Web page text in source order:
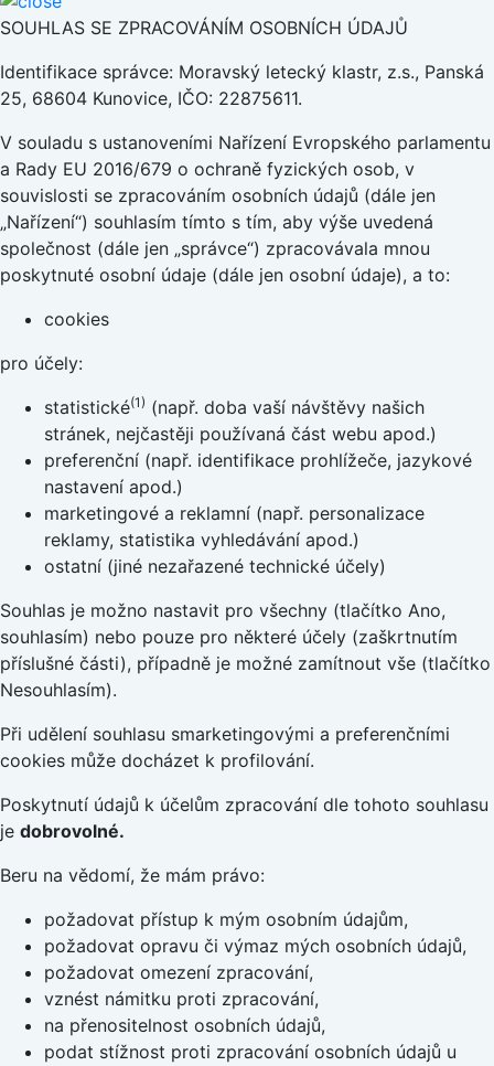
SOUHLAS SE ZPRACOVÁNÍM OSOBNÍCH ÚDAJŮ
Identifikace správce: Moravský letecký klastr, z.s., Panská
25, 68604 Kunovice, IČO: 22875611.
V souladu s ustanoveními Nařízení Evropského parlamentu
a Rady EU 2016/679 o ochraně fyzických osob, v
souvislosti se zpracováním osobních údajů (dále jen
„Nařízení“) souhlasím tímto s tím, aby výše uvedená
společnost (dále jen „správce“) zpracovávala mnou
poskytnuté osobní údaje (dále jen osobní údaje), a to:
cookies
pro účely:
statistické(1) (např. doba vaší návštěvy našich
stránek, nejčastěji používaná část webu apod.)
preferenční (např. identifikace prohlížeče, jazykové
nastavení apod.)
marketingové a reklamní (např. personalizace
reklamy, statistika vyhledávání apod.)
ostatní (jiné nezařazené technické účely)
Souhlas je možno nastavit pro všechny (tlačítko Ano,
souhlasím) nebo pouze pro některé účely (zaškrtnutím
příslušné části), případně je možné zamítnout vše (tlačítko
Nesouhlasím).
Při udělení souhlasu smarketingovými a preferenčními
cookies může docházet k profilování.
Poskytnutí údajů k účelům zpracování dle tohoto souhlasu
je dobrovolné.
Beru na vědomí, že mám právo:
požadovat přístup k mým osobním údajům,
požadovat opravu či výmaz mých osobních údajů,
požadovat omezení zpracování,
vznést námitku proti zpracování,
na přenositelnost osobních údajů,
podat stížnost proti zpracování osobních údajů u